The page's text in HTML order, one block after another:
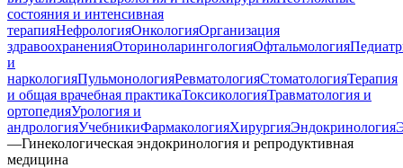
состояния и интенсивная
терапияНефрологияОнкологияОрганизация
здравоохраненияОториноларингологияОфтальмология
и
наркологияПульмонологияРевматологияСтоматологияТерапия
и общая врачебная практикаТоксикологияТравматология и
ортопедияУрология и
андрологияУчебникиФармакологияХирургияЭндокринология
—Гинекологическая эндокринология и репродуктивная
медицина